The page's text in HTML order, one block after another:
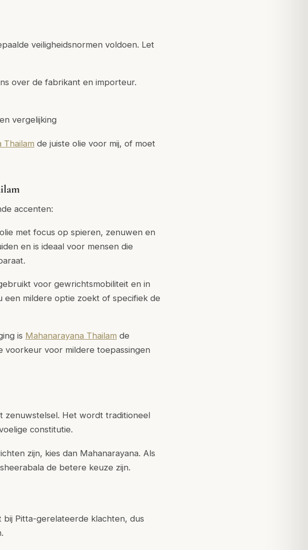
veiligheidsnormen voldoen. Let
over de fabrikant en importeur.
vergelijking
Thailam de juiste olie voor mij, of moet
accenten:
met focus op spieren, zenuwen en
en is ideaal voor mensen die
voor gewrichtsmobiliteit en in
een mildere optie zoekt of specifiek de
is Mahanarayana Thailam de
voorkeur voor mildere toepassingen
zenuwstelsel. Het wordt traditioneel
constitutie.
zijn, kies dan Mahanarayana. Als
de betere keuze zijn.
Pitta-gerelateerde klachten, dus